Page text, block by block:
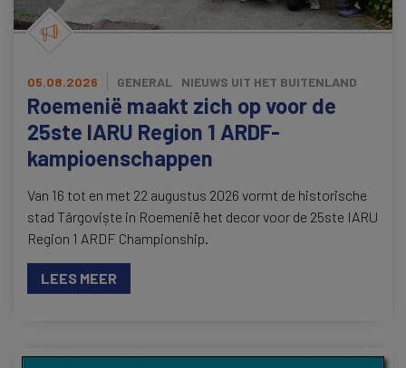
05.08.2026 GENERAL NIEUWS UIT HET BUITENLAND
Roemenië maakt zich op voor de
25ste IARU Region 1 ARDF-
kampioenschappen
Van 16 tot en met 22 augustus 2026 vormt de historische
stad Târgoviște in Roemenië het decor voor de 25ste IARU
Region 1 ARDF Championship.
LEES MEER